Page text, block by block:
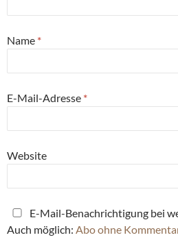
Name *
E-Mail-Adresse *
Website
E-Mail-Benachrichtigung bei
Auch möglich: Abo ohne